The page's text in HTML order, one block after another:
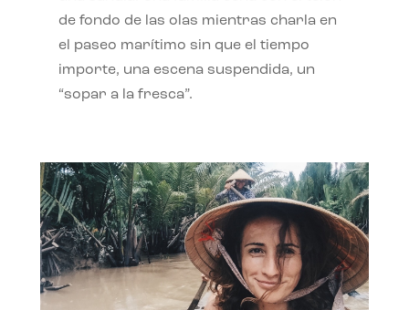
de fondo de las olas mientras charla en
el paseo marítimo sin que el tiempo
importe, una escena suspendida, un
“sopar a la fresca”.